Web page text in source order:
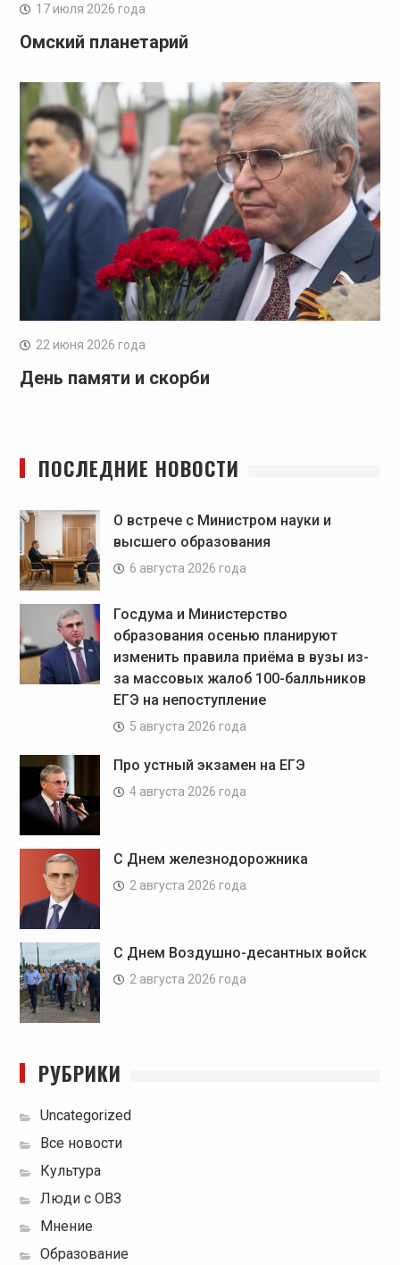
17 июля 2026 года
Омский планетарий
22 июня 2026 года
День памяти и скорби
ПОСЛЕДНИЕ НОВОСТИ
О встрече с Министром науки и
высшего образования
6 августа 2026 года
Госдума и Министерство
образования осенью планируют
изменить правила приёма в вузы из-
за массовых жалоб 100-балльников
ЕГЭ на непоступление
5 августа 2026 года
Про устный экзамен на ЕГЭ
4 августа 2026 года
С Днем железнодорожника
2 августа 2026 года
С Днем Воздушно-десантных войск
2 августа 2026 года
РУБРИКИ
Uncategorized
Все новости
Культура
Люди с ОВЗ
Мнение
Образование